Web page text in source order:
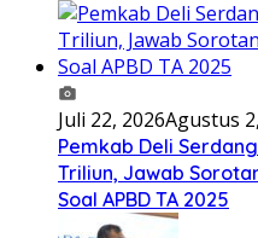
Juli 22, 2026Agustus
Pemkab Deli Serdang
Triliun, Jawab
Soal APBD TA 2025